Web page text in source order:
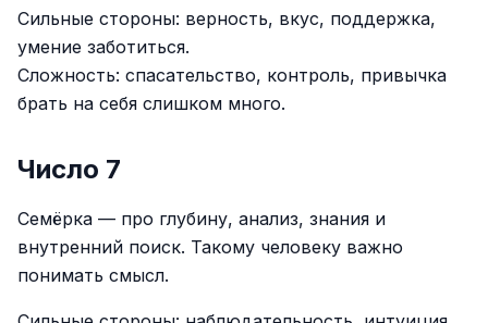
Сильные стороны: верность, вкус, поддержка,
умение заботиться.
Сложность: спасательство, контроль, привычка
брать на себя слишком много.
Число 7
Семёрка — про глубину, анализ, знания и
внутренний поиск. Такому человеку важно
понимать смысл.